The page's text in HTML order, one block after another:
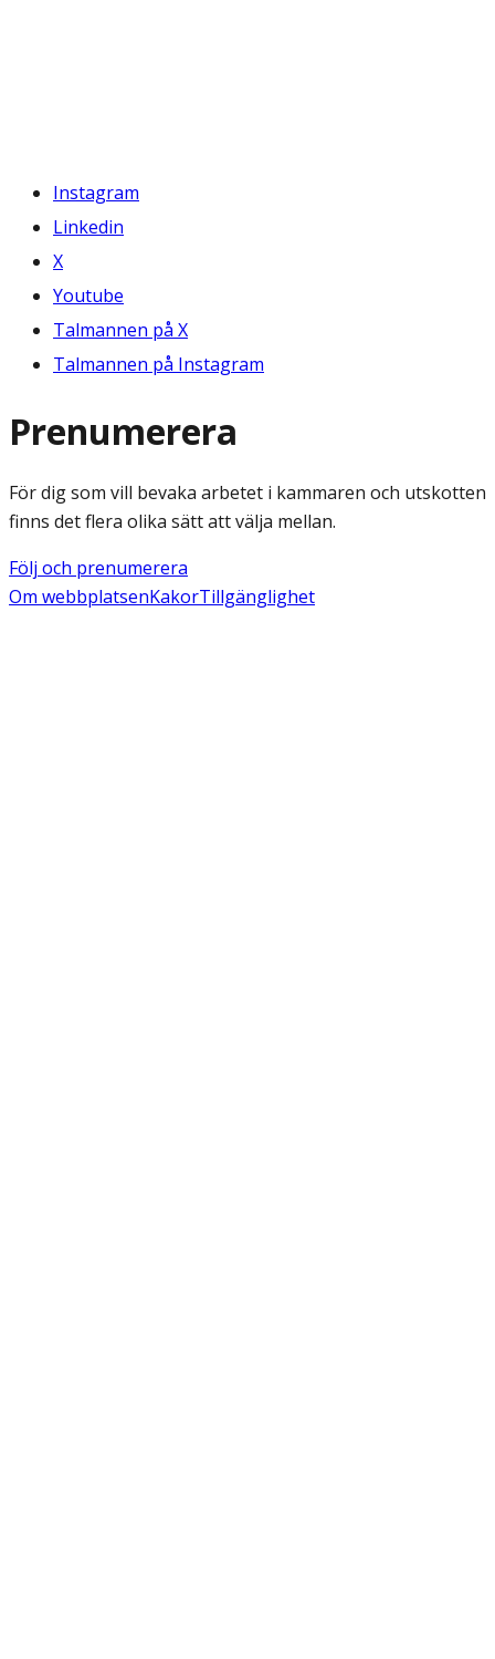
Instagram
Linkedin
X
Youtube
Talmannen på X
Talmannen på Instagram
Prenumerera
För dig som vill bevaka arbetet i kammaren och utskotten
finns det flera olika sätt att välja mellan.
Följ och prenumerera
Om webbplatsenKakorTillgänglighet